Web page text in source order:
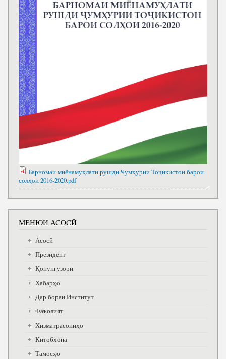
Барномаи миёнамуҳлати рушди Ҹумҳурии Тоҷикистон барои
солҳои 2016-2020.pdf
МЕНЮИ АСОСӢ
Асосӣ
Президент
Қонунгузорӣ
Хабарҳо
Дар бораи Институт
Фаъолият
Хизматрасониҳо
Китобхона
Тамосҳо